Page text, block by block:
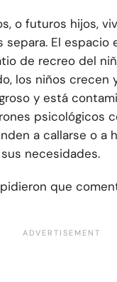
o futuros hijos,
separa. El espacio
de recreo del
los niños crecen
y está
psicológicos
a callarse o a
necesidades.
que